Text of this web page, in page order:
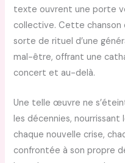
texte ouvrent une porte
collective. Cette chanson
sorte de rituel d’une
mal-être, offrant une
concert et au-delà.
Une telle œuvre ne
les décennies, nourrissant
chaque nouvelle crise,
confrontée à son propre